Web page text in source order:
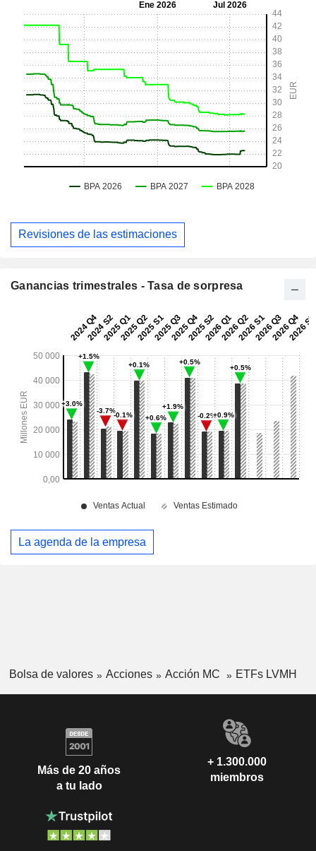
Revisiones de las estimaciones
Ganancias trimestrales - Tasa de sorpresa
La agenda de la empresa
Bolsa de valores Acciones Acción MC ETFs LVMH
Más de 20 años
a tu lado
+ 1.300.000
miembros